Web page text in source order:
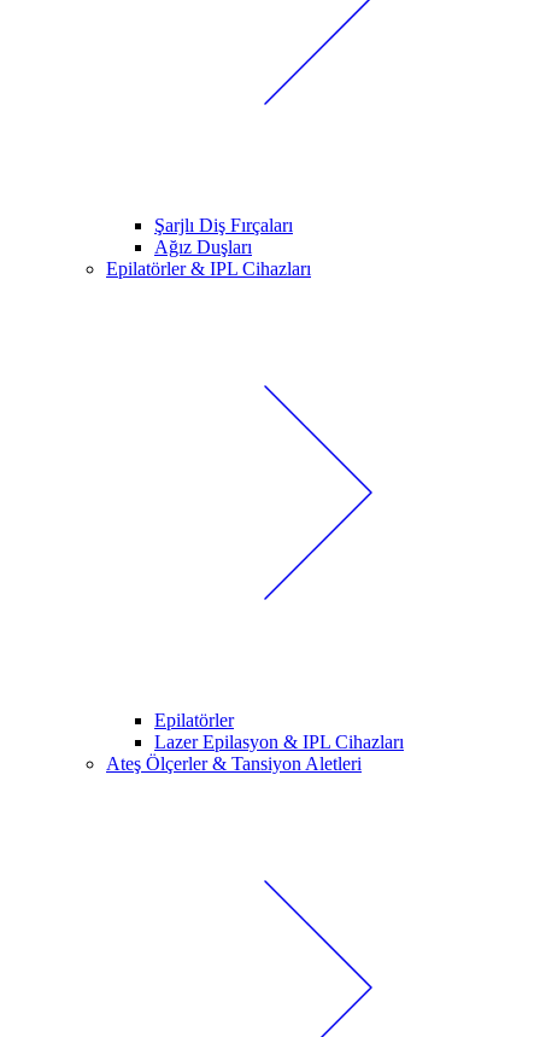
Şarjlı Diş Fırçaları
Ağız Duşları
Epilatörler & IPL Cihazları
Epilatörler
Lazer Epilasyon & IPL Cihazları
Ateş Ölçerler & Tansiyon Aletleri